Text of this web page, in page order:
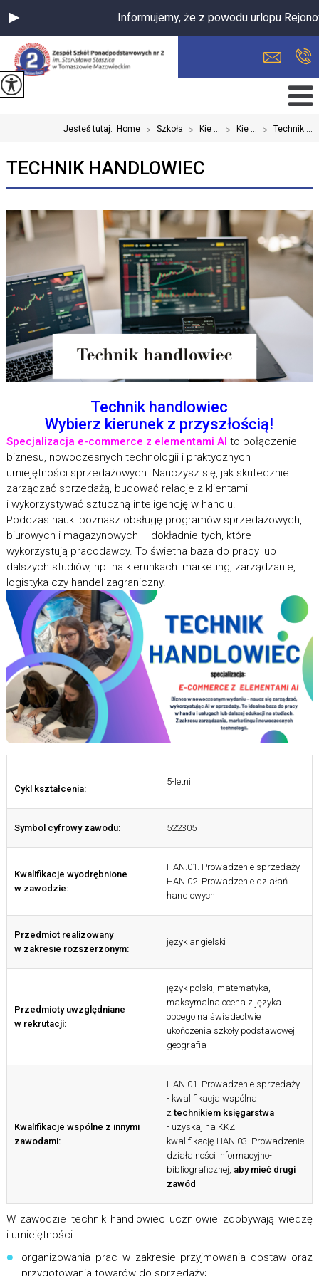
Informujemy, że z powodu urlopu
Jesteś tutaj: Home > Szkoła > Kie ... > Kie ... > Technik ...
TECHNIK HANDLOWIEC
Technik handlowiec
Wybierz kierunek z przyszłością!
Specjalizacja e-commerce z elementami AI to połączenie
biznesu, nowoczesnych technologii i praktycznych
umiejętności sprzedażowych. Nauczysz się, jak skutecznie
zarządzać sprzedażą, budować relacje z klientami
i wykorzystywać sztuczną inteligencję w handlu.
Podczas nauki poznasz obsługę programów sprzedażowych,
biurowych i magazynowych – dokładnie tych, które
wykorzystują pracodawcy. To świetna baza do pracy lub
dalszych studiów, np. na kierunkach: marketing, zarządzanie,
logistyka czy handel zagraniczny.
Cykl kształcenia:
5-letni
Symbol cyfrowy zawodu: 522305
Kwalifikacje wyodrębnione
w zawodzie:
HAN.01. Prowadzenie sprzedaży
HAN.02. Prowadzenie działań
handlowych
Przedmiot realizowany
w zakresie rozszerzonym:
język angielski
Przedmioty uwzględniane
w rekrutacji:
język polski, matematyka,
maksymalna ocena z języka
obcego na świadectwie
ukończenia szkoły podstawowej,
geografia
Kwalifikacje wspólne z innymi
zawodami:
HAN.01. Prowadzenie sprzedaży
- kwalifikacja wspólna
ztechnikiem księgarstwa
- uzyskaj na KKZ
kwalifikację HAN.03. Prowadzenie
działalności informacyjno-
bibliograficznej, aby mieć drugi
zawód
W zawodzie technik handlowiec uczniowie zdobywają wiedzę
i umiejętności:
organizowania prac w zakresie przyjmowania dostaw oraz